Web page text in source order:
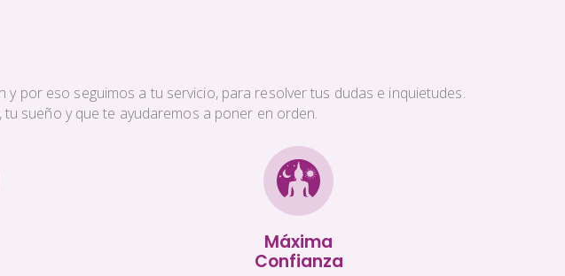
por eso seguimos a tu servicio, para resolver tus dudas e inquietudes.
sueño y que te ayudaremos a poner en orden.
Máxima
Confianza